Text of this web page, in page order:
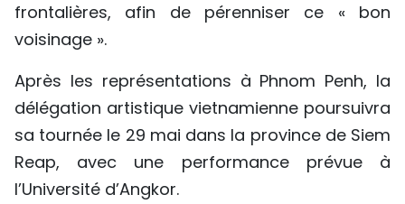
frontalières, afin de pérenniser ce « bon
voisinage ».
Après les représentations à Phnom Penh, la
délégation artistique vietnamienne poursuivra
sa tournée le 29 mai dans la province de Siem
Reap, avec une performance prévue à
l’Université d’Angkor.